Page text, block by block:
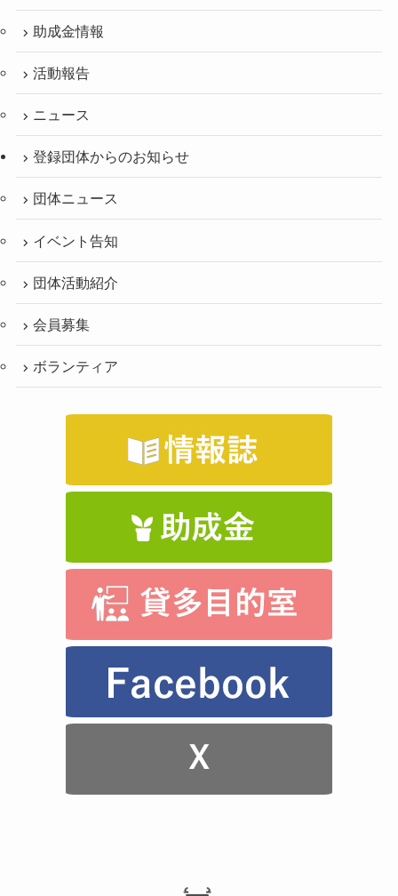
助成金情報
活動報告
ニュース
登録団体からのお知らせ
団体ニュース
イベント告知
団体活動紹介
会員募集
ボランティア